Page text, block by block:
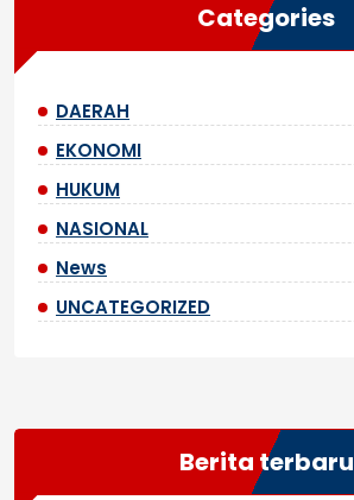
Categories
DAERAH
EKONOMI
HUKUM
NASIONAL
News
UNCATEGORIZED
Berita terbaru